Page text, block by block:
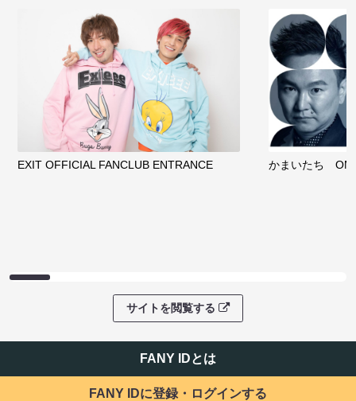
EXIT OFFICIAL FANCLUB ENTRANCE かまいたち
サイトを閲覧する
FANY IDとは
FANY IDに登録・ログインする